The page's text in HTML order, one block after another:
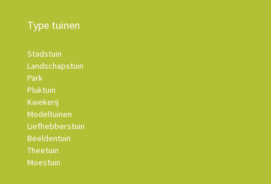
Type tuinen
Stadstuin
Landschapstuin
Park
Pluktuin
Kwekerij
Modeltuinen
Liefhebberstuin
Beeldentuin
Theetuin
Moestuin